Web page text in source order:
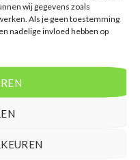
wij gegevens zoals
Als je geen toestemming
nadelige invloed hebben op
van lastminute
populaire
filters kun je
aanbieders. Je hebt